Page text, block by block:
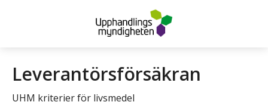
Leverantörsförsäkran
UHM kriterier för livsmedel